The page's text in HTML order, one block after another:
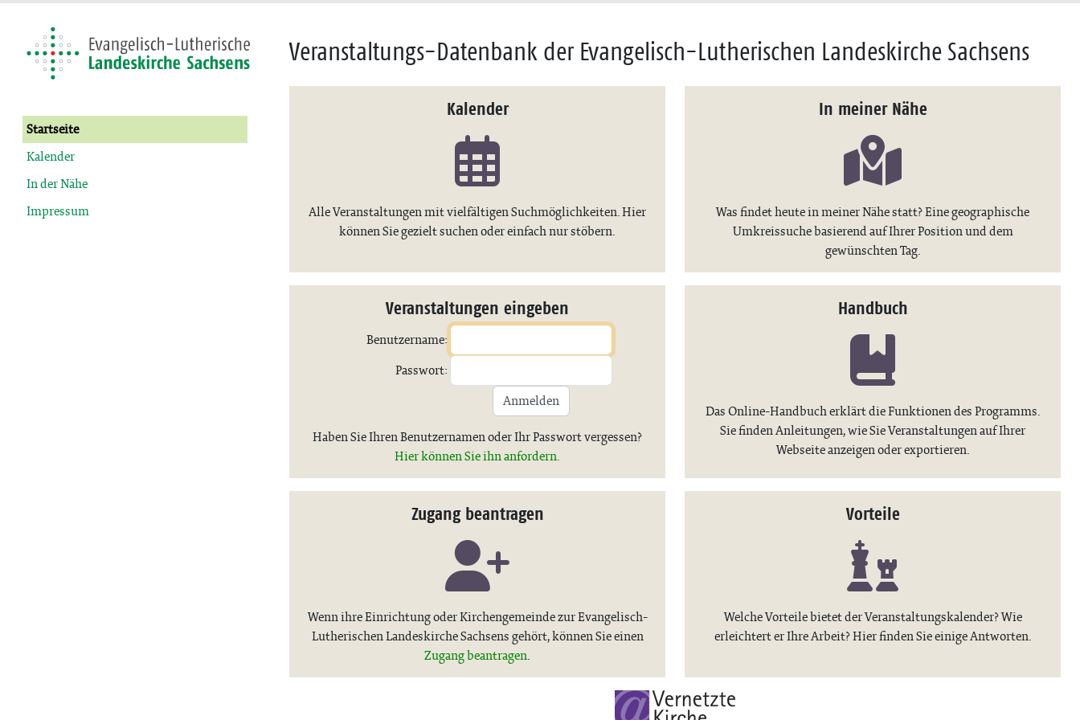
Startseite
Kalender
In der Nähe
Impressum
Veranstaltungs-Datenbank der Evangelisch-Lutherischen Landeskirche Sachsens
Kalender
Alle Veranstaltungen mit vielfältigen Suchmöglichkeiten. Hier
können Sie gezielt suchen oder einfach nur stöbern.
In meiner Nähe
Was findet heute in meiner Nähe statt? Eine geographische
Umkreissuche basierend auf Ihrer Position und dem
gewünschten Tag.
Veranstaltungen eingeben
Benutzername:
Passwort:
Anmelden
Haben Sie Ihren Benutzernamen oder Ihr Passwort vergessen?
Hier können Sie ihn anfordern.
Handbuch
Das Online-Handbuch erklärt die Funktionen des Programms.
Sie finden Anleitungen, wie Sie Veranstaltungen auf Ihrer
Webseite anzeigen oder exportieren.
Zugang beantragen
Wenn ihre Einrichtung oder Kirchengemeinde zur Evangelisch-
Lutherischen Landeskirche Sachsens gehört, können Sie einen
Zugang beantragen.
Vorteile
Welche Vorteile bietet der Veranstaltungskalender? Wie
erleichtert er Ihre Arbeit? Hier finden Sie einige Antworten.